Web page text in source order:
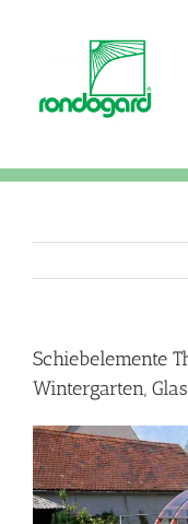
Schiebelemente
Wintergarten,